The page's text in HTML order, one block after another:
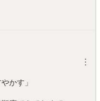
︙
かす」